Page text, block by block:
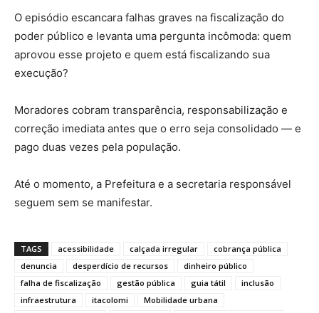
O episódio escancara falhas graves na fiscalização do
poder público e levanta uma pergunta incômoda: quem
aprovou esse projeto e quem está fiscalizando sua
execução?
Moradores cobram transparência, responsabilização e
correção imediata antes que o erro seja consolidado — e
pago duas vezes pela população.
Até o momento, a Prefeitura e a secretaria responsável
seguem sem se manifestar.
TAGS acessibilidade calçada irregular
cobrança pública
denuncia
desperdício de recursos
dinheiro público
falha de fiscalização
gestão pública guia tátil
inclusão
infraestrutura
itacolomi
Mobilidade urbana